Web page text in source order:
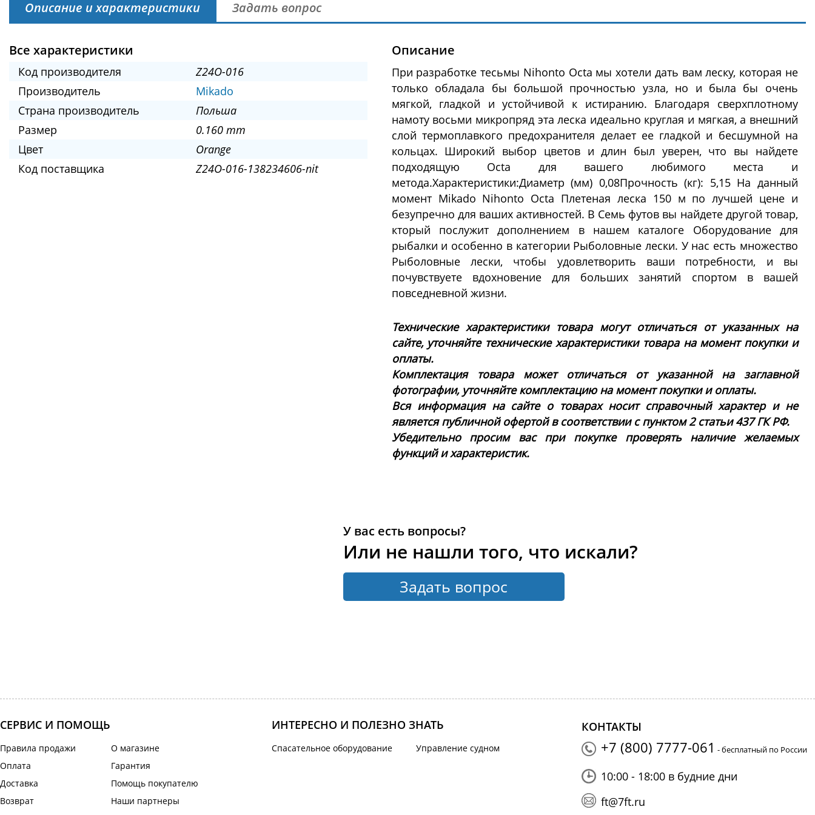
Описание и характеристики Задать вопрос
Все характеристики
Код производителя
Z24O-016
Производитель
Mikado
Страна производитель
Польша
Размер
0.160 mm
Цвет
Orange
Код поставщика
Z24O-016-138234606-nit
Описание
При разработке тесьмы Nihonto Octa мы хотели дать вам леску, которая не
только обладала бы большой прочностью узла, но и была бы очень
мягкой, гладкой и устойчивой к истиранию. Благодаря сверхплотному
намоту восьми микропряд эта леска идеально круглая и мягкая, а внешний
слой термоплавкого предохранителя делает ее гладкой и бесшумной на
кольцах. Широкий выбор цветов и длин был уверен, что вы найдете
подходящую Octa для вашего любимого места и
метода.Характеристики:Диаметр (мм) 0,08Прочность (кг): 5,15 На данный
момент Mikado Nihonto Octa Плетеная леска 150 м по лучшей цене и
безупречно для ваших активностей. В Семь футов вы найдете другой товар,
кторый послужит дополнением в нашем каталоге Оборудование для
рыбалки и особенно в категории Рыболовные лески. У нас есть множество
Рыболовные лески, чтобы удовлетворить ваши потребности, и вы
почувствуете вдохновение для больших занятий спортом в вашей
повседневной жизни.
Технические характеристики товара могут отличаться от указанных на
сайте, уточняйте технические характеристики товара на момент покупки и
оплаты.
Комплектация товара может отличаться от указанной на заглавной
фотографии, уточняйте комплектацию на момент покупки и оплаты.
Вся информация на сайте о товарах носит справочный характер и не
является публичной офертой в соответствии с пунктом 2 статьи 437 ГК РФ.
Убедительно просим вас при покупке проверять наличие желаемых
функций и характеристик.
У вас есть вопросы?
Или не нашли того, что искали?
Задать вопрос
СЕРВИС И ПОМОЩЬ
Правила продажи
Оплата
Доставка
Возврат
О магазине
Гарантия
Помощь покупателю
Наши партнеры
ИНТЕРЕСНО И ПОЛЕЗНО ЗНАТЬ
Спасательное оборудование Управление судном
КОНТАКТЫ
+7 (800) 7777-061 - бесплатный по России
10:00 - 18:00 в будние дни
ft@7ft.ru